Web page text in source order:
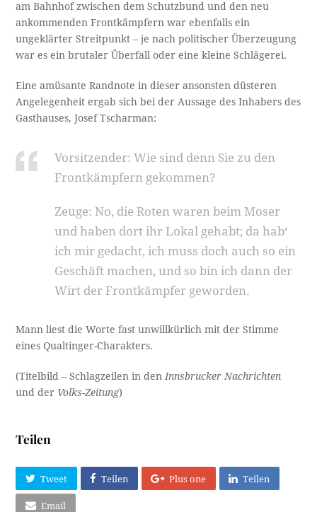
am Bahnhof zwischen dem Schutzbund und den neu
ankommenden Frontkämpfern war ebenfalls ein
ungeklärter Streitpunkt – je nach politischer Überzeugung
war es ein brutaler Überfall oder eine kleine Schlägerei.
Eine amüsante Randnote in dieser ansonsten düsteren
Angelegenheit ergab sich bei der Aussage des Inhabers des
Gasthauses, Josef Tscharman:
Vorsitzender: Wie sind denn Sie zu den
Frontkämpfern gekommen?
Zeuge: No, die Roten waren beim Moser
und haben dort ihr Lokal gehabt; da hab‘
ich mir gedacht, ich muss doch auch so ein
Geschäft machen, und so bin ich dann der
Wirt der Frontkämpfer geworden.
Mann liest die Worte fast unwillkürlich mit der Stimme
eines Qualtinger-Charakters.
(Titelbild – Schlagzeilen in den Innsbrucker Nachrichten
und der Volks-Zeitung)
Teilen
Tweet Teilen Plus one Teilen
Email